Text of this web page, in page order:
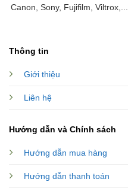
Canon, Sony, Fujifilm, Viltrox,...
Thông tin
Giới thiệu
Liên hệ
Hướng dẫn và Chính sách
Hướng dẫn mua hàng
Hướng dẫn thanh toán